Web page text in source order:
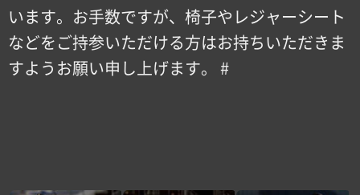
います。お手数ですが、椅子やレジャーシート
などをご持参いただける方はお持ちいただきま
すようお願い申し上げます。 #